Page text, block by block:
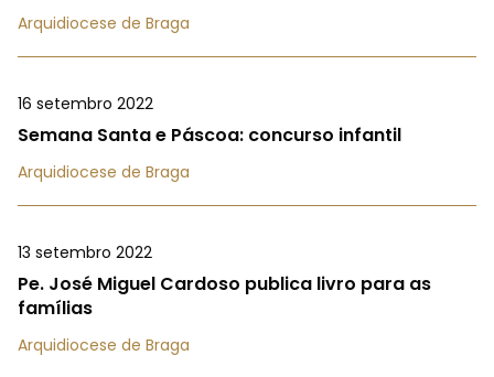
Arquidiocese de Braga
16 setembro 2022
Semana Santa e Páscoa: concurso infantil
Arquidiocese de Braga
13 setembro 2022
Pe. José Miguel Cardoso publica livro para as
famílias
Arquidiocese de Braga